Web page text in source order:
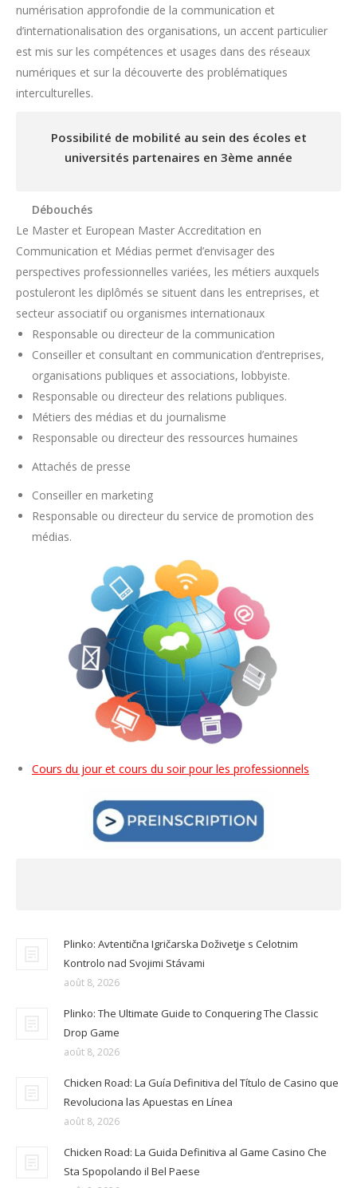
numérisation approfondie de la communication et
d’internationalisation des organisations, un accent particulier
est mis sur les compétences et usages dans des réseaux
numériques et sur la découverte des problématiques
interculturelles.
Possibilité de mobilité au sein des écoles et
universités partenaires en 3ème année
Débouchés
Le Master et European Master Accreditation en
Communication et Médias permet d’envisager des
perspectives professionnelles variées, les métiers auxquels
postuleront les diplômés se situent dans les entreprises, et
secteur associatif ou organismes internationaux
Responsable ou directeur de la communication
Conseiller et consultant en communication d’entreprises,
organisations publiques et associations, lobbyiste.
Responsable ou directeur des relations publiques.
Métiers des médias et du journalisme
Responsable ou directeur des ressources humaines
Attachés de presse
Conseiller en marketing
Responsable ou directeur du service de promotion des
médias.
Cours du jour et cours du soir pour les professionnels
Plinko: Avtentična Igričarska Doživetje s Celotnim
Kontrolo nad Svojimi Stávami
août 8, 2026
Plinko: The Ultimate Guide to Conquering The Classic
Drop Game
août 8, 2026
Chicken Road: La Guía Definitiva del Título de Casino que
Revoluciona las Apuestas en Línea
août 8, 2026
Chicken Road: La Guida Definitiva al Game Casino Che
Sta Spopolando il Bel Paese